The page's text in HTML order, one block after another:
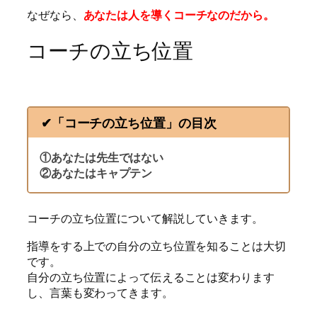
なぜなら、 あなたは人を導くコーチなのだから。
コーチの立ち位置
✔︎「コーチの立ち位置」の目次
①あなたは先生ではない
②あなたはキャプテン
コーチの立ち位置について解説していきます。
指導をする上での自分の立ち位置を知ることは大切
です。
自分の立ち位置によって伝えることは変わります
し、言葉も変わってきます。